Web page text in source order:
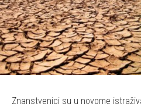
Znanstvenici su u novome